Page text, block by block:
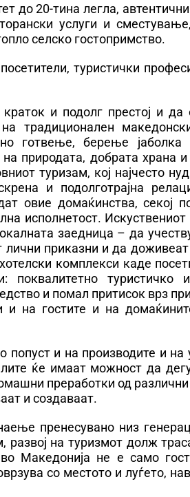
до 20-тина легла,
услуги и
селско гостопримство.
туристички
и подолг престој и да
традиционален
готвење, берење јаболка
природата, добрата храна и
туризам, кој најчесто
и подолготрајна
овие домаќинства, секој
исполнетост. Искуствениот
заедница – да
приказни и да доживеат
комплекси каде
туристичко
и помал притисок врз
на гостите и на
и на производите и на
ќе имаат можност да
преработки од
и создаваат.
пренесувано низ
на туризмот долж
Македонија не е само
со местото и луѓето,